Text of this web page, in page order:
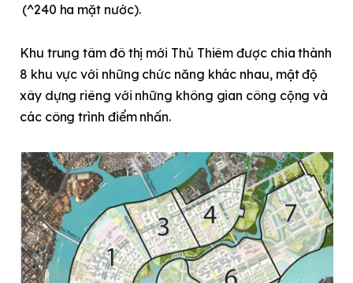
(^240 ha mặt nước).
Khu trung tâm đô thị mới Thủ Thiêm được chia thành
8 khu vực với những chức năng khác nhau, mật độ
xây dựng riêng với những không gian công cộng và
các công trình điểm nhấn.